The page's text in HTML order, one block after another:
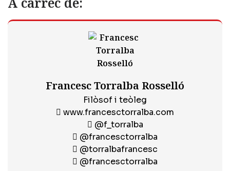
Francesc Torralba Rosselló
Filòsof i teòleg
www.francesctorralba.com
@f_torralba
@francesctorralba
@torralbafrancesc
@francesctorralba